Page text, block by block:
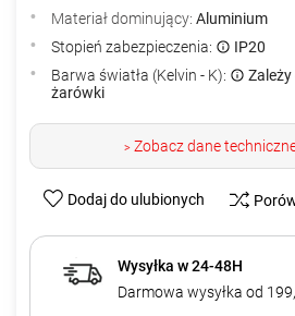
Materiał dominujący: Aluminium
Stopień zabezpieczenia:
IP20
Barwa światła (Kelvin - K):
żarówki
>Zobacz dane
Dodaj do ulubionych
Wysyłka w 24-48H
Darmowa wysyłka od